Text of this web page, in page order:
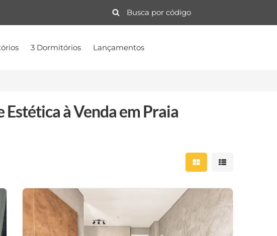
3 Dormitórios Lançamentos
à Venda em Praia
Mostrar resultados
Mostrar